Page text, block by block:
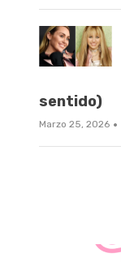
sentido)
Marzo 25, 2026 ·